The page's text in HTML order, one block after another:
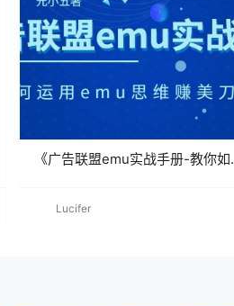
《广告联盟emu实战手册-教你如
Lucifer